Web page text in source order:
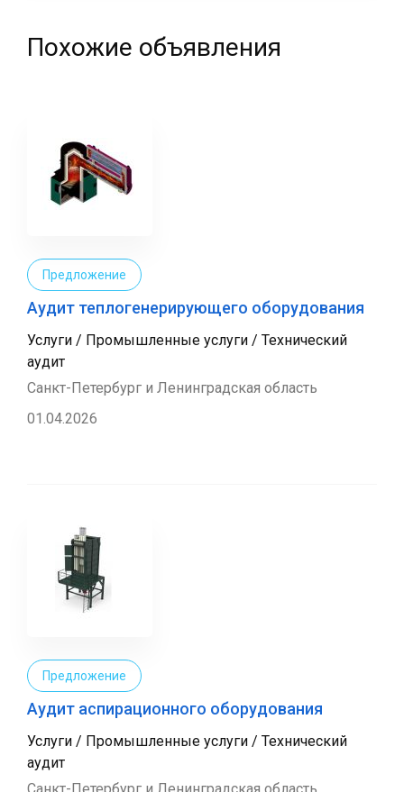
Похожие объявления
Предложение
Аудит теплогенерирующего оборудования
Услуги / Промышленные услуги / Технический
аудит
Санкт-Петербург и Ленинградская область
01.04.2026
Предложение
Аудит аспирационного оборудования
Услуги / Промышленные услуги / Технический
аудит